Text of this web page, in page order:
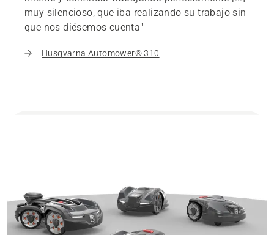
muy silencioso, que iba realizando su trabajo sin
que nos diésemos cuenta"
Husqvarna Automower® 310